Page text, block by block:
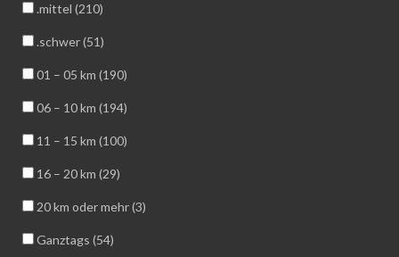
.mittel (210)
.schwer (51)
01 – 05 km (190)
06 – 10 km (194)
11 – 15 km (100)
16 – 20 km (29)
20 km oder mehr (3)
Ganztags (54)